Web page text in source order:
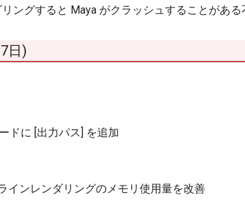
ングすると Maya がクラッシュすることがあ
日)
ドに [出力パス] を追加
インレンダリングのメモリ使用量を改善